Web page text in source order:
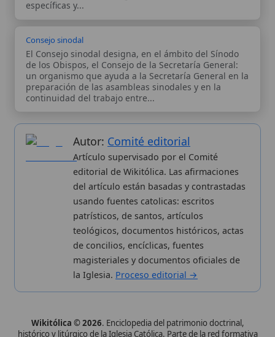
editorial de Wikitólica. Las afirmaciones
patrísticos, de santos, artículos
teológicos, documentos históricos, actas
de concilios, encíclicas, fuentes
magisteriales y documentos oficiales de
la Iglesia.Proceso editorial →
Wikitólica © 2026. Enciclopedia del patrimonio doctrinal,
histórico y litúrgico de la Iglesia Católica. Parte de la red formativa
deCurso Católico Buscador Católico Custodio Animae
analíticas anónimas. LicenciaCC BY-SA(texto). Editado en
Valencia, España.ISSN: 3101-7339. Bajo el patrocinio de San
Sobre nosotros
Proceso editorial
Publicación seriada
Datos abiertos
Estadísticas
Aviso legal
Política de privacidad
Categorias
Más visitados
Cambios recientes
Aplicaciones
Kit de Prensa
Widgets para tu web
Perfil de Instagram